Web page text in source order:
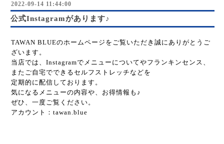
2022-09-14 11:44:00
公式Instagramがあります♪
TAWAN BLUEのホームページをご覧いただき誠にありがとうご
ざいます。
当店では、Instagramでメニューについてやフランキンセンス、
またご自宅でできるセルフストレッチなどを
定期的に配信しております。
気になるメニューの内容や、お得情報も♪
ぜひ、一度ご覧ください。
アカウント：tawan.blue